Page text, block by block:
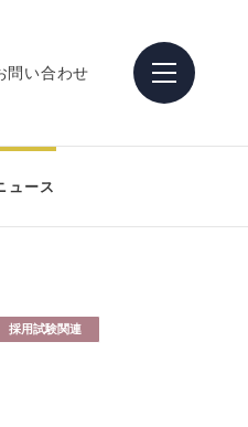
問い合わせ
ュース
採用試験関連